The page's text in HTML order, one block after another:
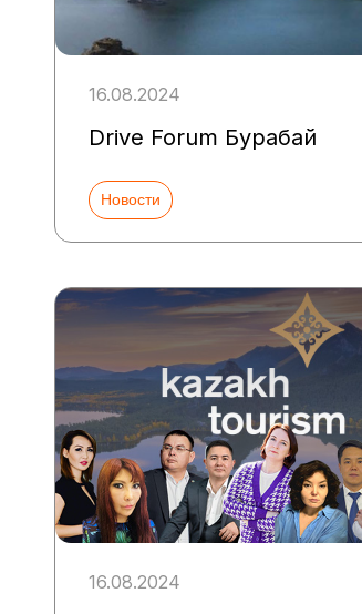
16.08.2024
Drive Forum Бурабай
Новости
16.08.2024